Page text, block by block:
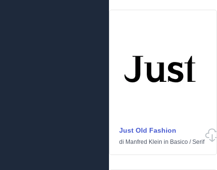
Just Old Fashion
di Manfred Klein in Basico /Serif